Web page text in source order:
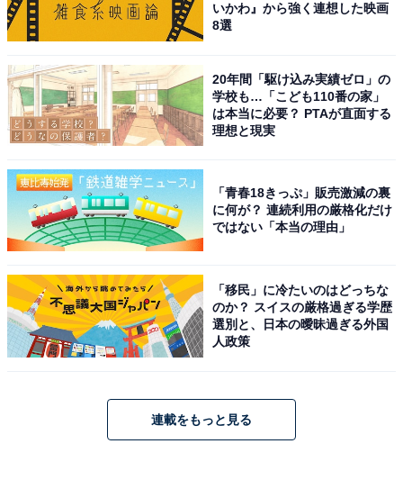
シャドウバンをTwitter Japanが行っていた確たる証拠は
ていたであろう過去のツイートが続々と検索結果に表示
されるようになったという事例が発生しています。
事例を挙げると、以前から「ツイートの絵の肌色率が高
いとセンシティブに判断されてバンされるのではない
か？」との見解が広がっていました。そうした過去にバ
ンされた可能性があるツイートが続々と規制解除され、
検索結果に表示されるようになったという声が広まって
おり、これこそがTwitter Japanがシャドウバンを行って
いた証拠ではないかと見なされています。
いかわ』から強く連想した映画
8選
20年間「駆け込み実績ゼロ」の
学校も…「こども110番の家」
は本当に必要？ PTAが直面する
理想と現実
「青春18きっぷ」販売激減の裏
に何が？ 連続利用の厳格化だけ
ではない「本当の理由」
「移民」に冷たいのはどっちな
のか？ スイスの厳格過ぎる学歴
選別と、日本の曖昧過ぎる外国
人政策
連載をもっと見る